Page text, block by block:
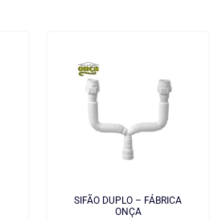
SIFÃO DUPLO – FÁBRICA
ONÇA